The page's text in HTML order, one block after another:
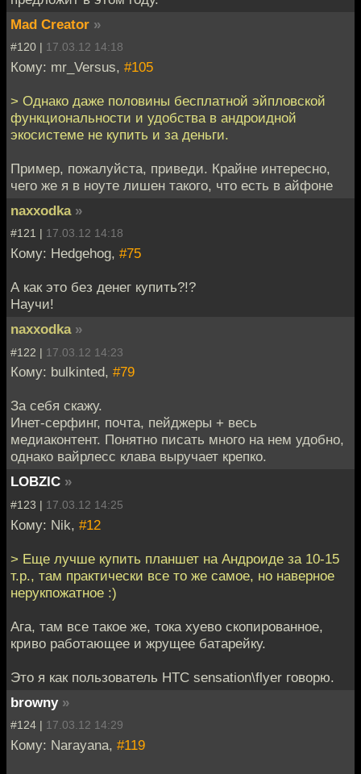
Mad Creator »
#120 | 17.03.12 14:18
Кому: mr_Versus, #105
> Однако даже половины бесплатной эйпловской
функциональности и удобства в андроидной
экосистеме не купить и за деньги.
Пример, пожалуйста, приведи. Крайне интересно,
чего же я в ноуте лишен такого, что есть в айфоне
naxxodka »
#121 | 17.03.12 14:18
Кому: Hedgehog, #75
А как это без денег купить?!?
Научи!
naxxodka »
#122 | 17.03.12 14:23
Кому: bulkinted, #79
За себя скажу.
Инет-серфинг, почта, пейджеры + весь
медиаконтент. Понятно писать много на нем удобно,
однако вайрлесс клава выручает крепко.
LOBZIC »
#123 | 17.03.12 14:25
Кому: Nik, #12
> Еще лучше купить планшет на Андроиде за 10-15
т.р., там практически все то же самое, но наверное
нерукпожатное :)
Ага, там все такое же, тока хуево скопированное,
криво работающее и жрущее батарейку.
Это я как пользователь HTC sensation\flyer говорю.
browny »
#124 | 17.03.12 14:29
Кому: Narayana, #119